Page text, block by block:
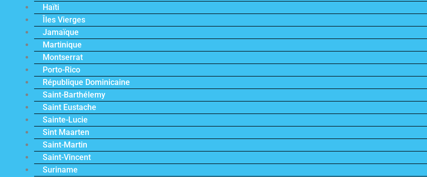
Haïti
Îles Vierges
Jamaïque
Martinique
Montserrat
Porto-Rico
République Dominicaine
Saint-Barthélemy
Saint Eustache
Sainte-Lucie
Sint Maarten
Saint-Martin
Saint-Vincent
Suriname